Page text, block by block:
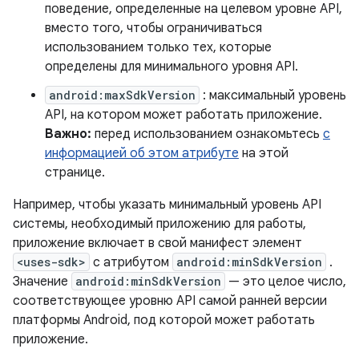
поведение, определенные на целевом уровне API,
вместо того, чтобы ограничиваться
использованием только тех, которые
определены для минимального уровня API.
android:maxSdkVersion : максимальный уровень
API, на котором может работать приложение.
Важно: перед использованием ознакомьтесь с
информацией об этом атрибуте на этой
странице.
Например, чтобы указать минимальный уровень API
системы, необходимый приложению для работы,
приложение включает в свой манифест элемент
<uses-sdk> с атрибутом android:minSdkVersion .
Значение android:minSdkVersion — это целое число,
соответствующее уровню API самой ранней версии
платформы Android, под которой может работать
приложение.